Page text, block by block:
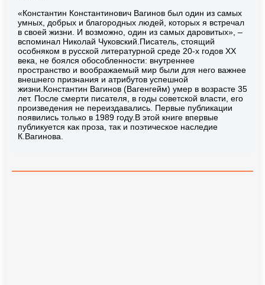
«Константин Константинович Вагинов был один из самых
умных, добрых и благородных людей, которых я встречал
в своей жизни. И возможно, один из самых даровитых», –
вспоминал Николай Чуковский.Писатель, стоящий
особняком в русской литературной среде 20-х годов ХХ
века, не боялся обособленности: внутреннее
пространство и воображаемый мир были для него важнее
внешнего признания и атрибутов успешной
жизни.Константин Вагинов (Вагенгейм) умер в возрасте 35
лет. После смерти писателя, в годы советской власти, его
произведения не переиздавались. Первые публикации
появились только в 1989 году.В этой книге впервые
публикуется как проза, так и поэтическое наследие
К.Вагинова.